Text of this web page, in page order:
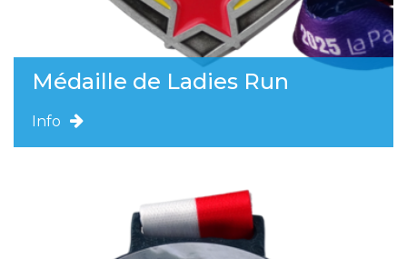
Médaille de Ladies Run
Info